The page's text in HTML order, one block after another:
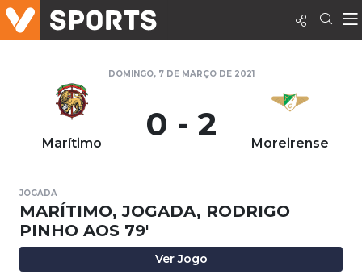
DOMINGO, 7 DE MARÇO DE 2021
Marítimo 0 - 2 Moreirense
JOGADA
MARÍTIMO, JOGADA, RODRIGO
PINHO AOS 79'
Ver Jogo